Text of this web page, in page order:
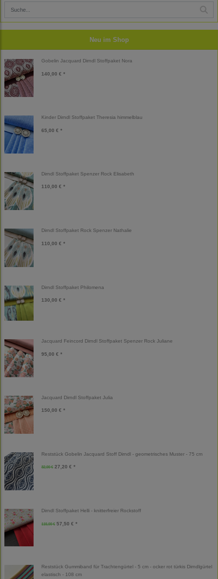
Neu im Shop
Gobelin Jacquard Dirndl Stoffpaket Nora
140,00 € *
Kinder Dirndl Stoffpaket Theresia himmelblau
65,00 € *
Dirndl Stoffpaket Spenzer Rock Elisabeth
110,00 € *
Dirndl Stoffpaket Rock Spenzer Nathalie
110,00 € *
Dirndl Stoffpaket Philomena
130,00 € *
Jacquard Feincord Dirndl Stoffpaket Spenzer Rock Juliane
95,00 € *
Jacquard Dirndl Stoffpaket Julia
150,00 € *
Reststück Gobelin Jacquard Stoff Dirndl - geometrisches Muster - 75 cm
32,00 € 27,20 € *
Dirndl Stoffpaket Helli - knitterfreier Rockstoff
115,00 € 57,50 € *
Reststück Gummiband für Trachtengürtel - 5 cm - ocker rot türkis Dirndlgürtel
elastisch - 108 cm